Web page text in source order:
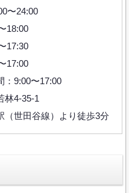
〜24:00
18:00
17:30
17:00
：9:00〜17:00
林4-35-1
（世田谷線）より徒歩3分